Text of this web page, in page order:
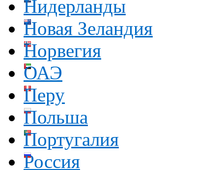
Нидерланды
Новая Зеландия
Норвегия
ОАЭ
Перу
Польша
Португалия
Россия